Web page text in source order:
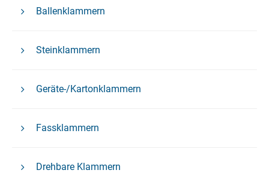
Ballenklammern
Steinklammern
Geräte-/Kartonklammern
Fassklammern
Drehbare Klammern